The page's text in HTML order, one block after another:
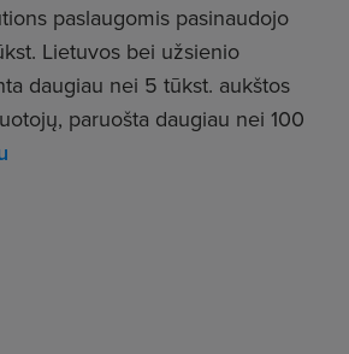
paslaugomis pasinaudojo
Lietuvos bei užsienio
daugiau nei 5 tūkst. aukštos
paruošta daugiau nei 100